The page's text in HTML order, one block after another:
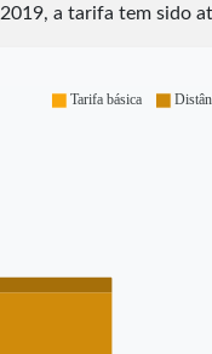
2019, a tarifa tem sido
Tarifa básica